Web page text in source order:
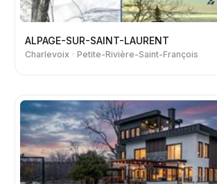
ALPAGE-SUR-SAINT-LAURENT
Charlevoix Petite-Rivière-Saint-François